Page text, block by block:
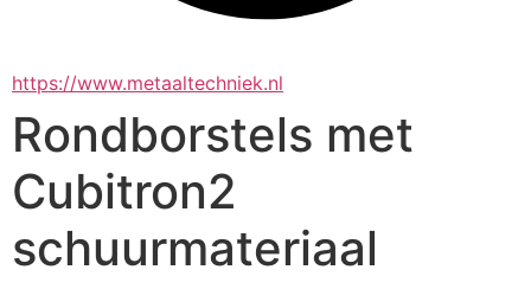
https://www.metaaltechniek.nl
Rondborstels met
Cubitron2
schuurmateriaal